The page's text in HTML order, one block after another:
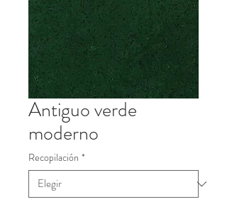
Antiguo verde
moderno
Recopilación *